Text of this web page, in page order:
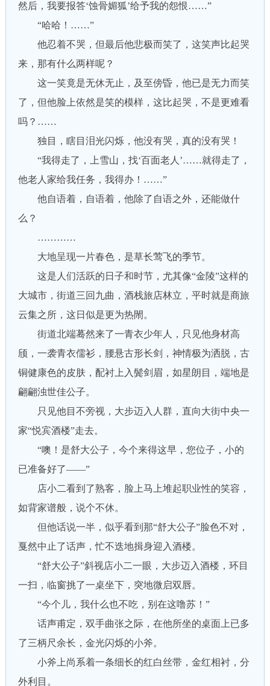
然后，我要报答‘蚀骨媚狐’给予我的怨恨……”
“哈哈！……”
他忍着不哭，但最后他悲极而笑了，这笑声比起哭
来，那有什么两样呢？
这一笑竟是无休无止，及至傍昏，他已是无力而笑
了，但他脸上依然是笑的模样，这比起哭，不是更难看
吗？……
独目，瞎目泪光闪烁，他没有哭，真的没有哭！
“我得走了，上雪山，找‘百面老人’……就得走了，
他老人家给我任务，我得办！……”
他自语着，自语着，他除了自语之外，还能做什
么？
…………
大地呈现一片春色，是草长莺飞的季节。
这是人们活跃的日子和时节，尤其像“金陵”这样的
大城市，街道三回九曲，酒栈旅店林立，平时就是商旅
云集之所，这日似是更为热閙。
街道北端蓦然来了一青衣少年人，只见他身材高
颀，一袭青衣儒衫，腰悬古形长剑，神情极为洒脱，古
铜健康色的皮肤，配衬上入鬓剑眉，如星朗目，端地是
翩翩浊世佳公子。
只见他目不旁视，大步迈入人群，直向大街中央一
家“悦宾酒楼”走去。
“噢！是舒大公子，今个来得这早，您位子，小的
已准备好了——”
店小二看到了熟客，脸上马上堆起职业性的笑容，
如背家谱般，说个不休。
但他话说一半，似乎看到那“舒大公子”脸色不对，
戛然中止了话声，忙不迭地揖身迎入酒楼。
“舒大公子”斜视店小二一眼，大步迈入酒楼，环目
一扫，临窗挑了一桌坐下，突地微启双唇。
“今个儿，我什么也不吃，别在这噜苏！”
话声甫定，双手曲张之际，在他所坐的桌面上已多
了三柄尺余长，金光闪烁的小斧。
小斧上尚系着一条细长的红白丝带，金红相衬，分
外利目。